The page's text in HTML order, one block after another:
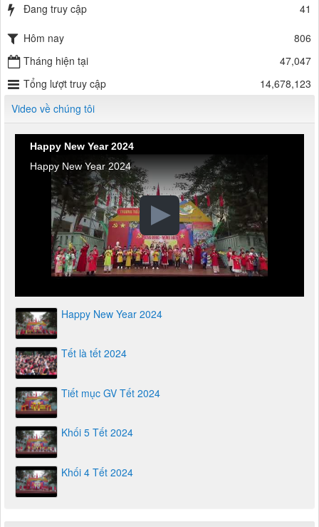
Đang truy cập 41
Hôm nay
806
Tháng hiện tại
47,047
Tổng lượt truy cập
14,678,123
Video về chúng tôi
Happy New Year 2024
Happy New Year 2024
Happy New Year 2024
Tết là tết 2024
Tiết mục GV Tết 2024
Khối 5 Tết 2024
Khối 4 Tết 2024